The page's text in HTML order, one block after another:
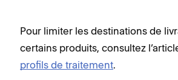
Pour limiter les destinations de
certains produits, consultez
profils de traitement.